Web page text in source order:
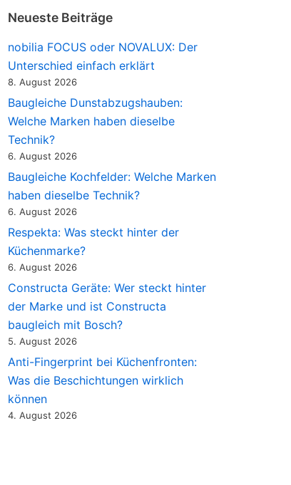
Neueste Beiträge
nobilia FOCUS oder NOVALUX: Der
Unterschied einfach erklärt
8. August 2026
Baugleiche Dunstabzugshauben:
Welche Marken haben dieselbe
Technik?
6. August 2026
Baugleiche Kochfelder: Welche Marken
haben dieselbe Technik?
6. August 2026
Respekta: Was steckt hinter der
Küchenmarke?
6. August 2026
Constructa Geräte: Wer steckt hinter
der Marke und ist Constructa
baugleich mit Bosch?
5. August 2026
Anti-Fingerprint bei Küchenfronten:
Was die Beschichtungen wirklich
können
4. August 2026